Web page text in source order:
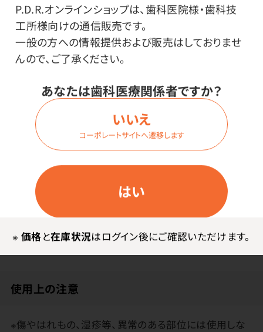
P.D.R.オンラインショップは、歯科医院様・歯科技
工所様向けの通信販売です。
一般の方への情報提供および販売はしておりませ
んので、ご了承ください。
あなたは歯科医療関係者ですか？
はい
いいえ
コーポレートサイトへ遷移します
※ 価格と在庫状況はログイン後にご確認いただけます。
●成分／海塩、水、グリセリン、ココイルグリシンNa、ヒア
ルロン酸Na、マカデミア種子油、メドウフォーム油、コメ
胚芽油、シア脂油、アボカド油、ホホバ種子油、ツバキ種
子油、ブドウ種子油、アーモンド油、月見草油、カニナバ
ロエベラ葉エキス、アンズ種子エキス、ゲンチアナ根エキ
ス、ユーカリ葉エキス、メントール、カンフル、セイヨウハ
ッカ油、レモン果皮油、香料、BG、エタノール
●使用方法
らつきが気になるひじ、かかとなどを中心に全身にのば
して使用してください。その後、十分に洗い流してくださ
※ボディー専用ですので、顔へは使用しないでください。
使用上の注意
※傷やはれもの、湿疹等、異常のある部位には使用しな